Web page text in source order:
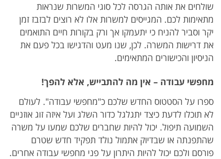
שולחים את אותה הגרסה לכל סוגי המשרות שנראות
מתאימות לכם. המגייסים למשרות אלו לא רוצים לבזבז זמן
יקר וסביר להניח כי יתעמקו אך ורק בקורות חיים התואמים
את דרישות המשרה. לכן, שנו מעט והדגישו בכל פעם את
הניסיון והכישורים המתאימים.
מחפשי עבודה – אין מה להתבייש, אלא להפך!
ספרו על הסטטוס החדש שלכם כ"מחפשי עבודה". לעולם
לא תוכלו לדעת כיצד יתגלגל כדור השלג ועל איזה זוג אוזניים
השמועה תיפול. יכול להיות שחברים שלכם שמעו על משרה
שהתפנתה או שבדיוק אתמול נולד תפקיד חדש שטרם
פורסם ולכם יכול להיות היתרון על פני מחפשי עבודה אחרים.